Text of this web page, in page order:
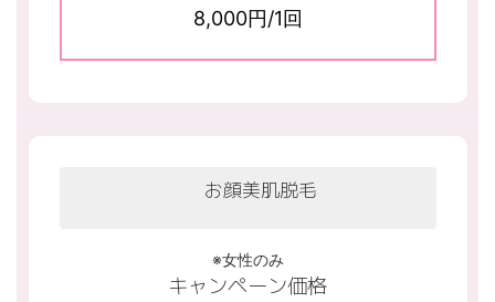
8,000円/1回
お顔美肌脱毛
※女性のみ
キャンペーン価格